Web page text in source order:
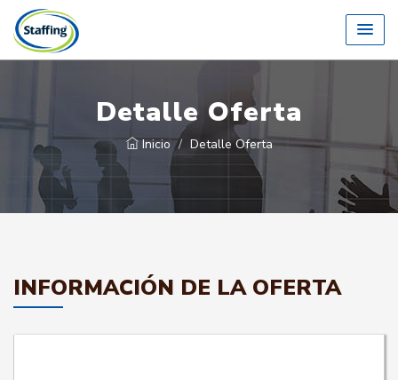
Detalle Oferta
Inicio Detalle Oferta
INFORMACIÓN DE LA OFERTA